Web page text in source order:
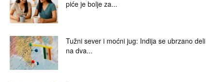
piće je bolje za...
Tužni sever i moćni jug: Indija se ubrzano deli
na dva...